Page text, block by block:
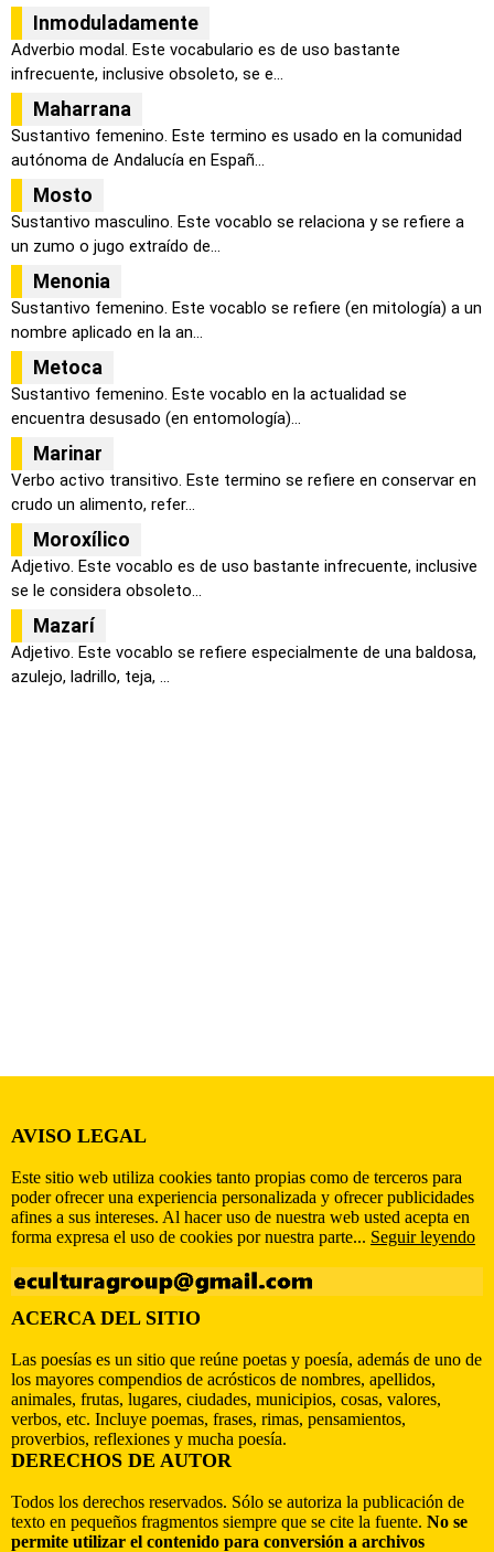
Inmoduladamente
Adverbio modal. Este vocabulario es de uso bastante
infrecuente, inclusive obsoleto, se e...
Maharrana
Sustantivo femenino. Este termino es usado en la comunidad
autónoma de Andalucía en Españ...
Mosto
Sustantivo masculino. Este vocablo se relaciona y se refiere a
un zumo o jugo extraído de...
Menonia
Sustantivo femenino. Este vocablo se refiere (en mitología) a un
nombre aplicado en la an...
Metoca
Sustantivo femenino. Este vocablo en la actualidad se
encuentra desusado (en entomología)...
Marinar
Verbo activo transitivo. Este termino se refiere en conservar en
crudo un alimento, refer...
Moroxílico
Adjetivo. Este vocablo es de uso bastante infrecuente, inclusive
se le considera obsoleto...
Mazarí
Adjetivo. Este vocablo se refiere especialmente de una baldosa,
azulejo, ladrillo, teja, ...
AVISO LEGAL
Este sitio web utiliza cookies tanto propias como de terceros para
poder ofrecer una experiencia personalizada y ofrecer publicidades
afines a sus intereses. Al hacer uso de nuestra web usted acepta en
forma expresa el uso de cookies por nuestra parte... Seguir leyendo
ACERCA DEL SITIO
Las poesías es un sitio que reúne poetas y poesía, además de uno de
los mayores compendios de acrósticos de nombres, apellidos,
animales, frutas, lugares, ciudades, municipios, cosas, valores,
verbos, etc. Incluye poemas, frases, rimas, pensamientos,
proverbios, reflexiones y mucha poesía.
DERECHOS DE AUTOR
Todos los derechos reservados. Sólo se autoriza la publicación de
texto en pequeños fragmentos siempre que se cite la fuente. No se
permite utilizar el contenido para conversión a archivos